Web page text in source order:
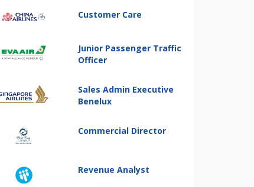
Customer Care
Junior Passenger Traffic
Officer
Sales Admin Executive
Benelux
Commercial Director
Revenue Analyst